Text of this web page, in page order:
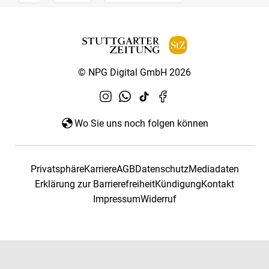
© NPG Digital GmbH 2026
Wo Sie uns noch folgen können
PrivatsphäreKarriereAGBDatenschutzMediadaten
Erklärung zur BarrierefreiheitKündigungKontakt
ImpressumWiderruf